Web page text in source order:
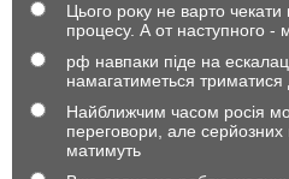
Цього року не варто
процесу. А от наступного -
рф навпаки піде на
намагатиметься триматися
Найближчим часом росія
переговори, але серйозних
матимуть